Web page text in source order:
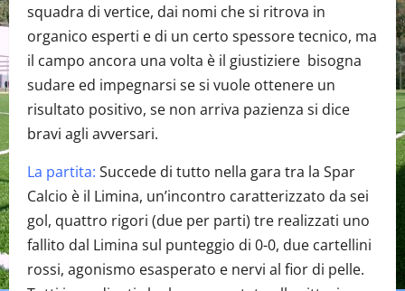
squadra di vertice, dai nomi che si ritrova in
organico esperti e di un certo spessore tecnico, ma
il campo ancora una volta è il giustiziere bisogna
sudare ed impegnarsi se si vuole ottenere un
risultato positivo, se non arriva pazienza si dice
bravi agli avversari.
La partita: Succede di tutto nella gara tra la Spar
Calcio è il Limina, un’incontro caratterizzato da sei
gol, quattro rigori (due per parti) tre realizzati uno
fallito dal Limina sul punteggio di 0-0, due cartellini
rossi, agonismo esasperato e nervi al fior di pelle.